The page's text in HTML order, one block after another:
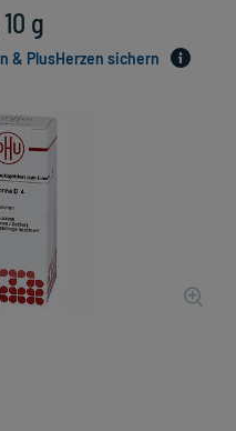
g
& PlusHerzen sichern